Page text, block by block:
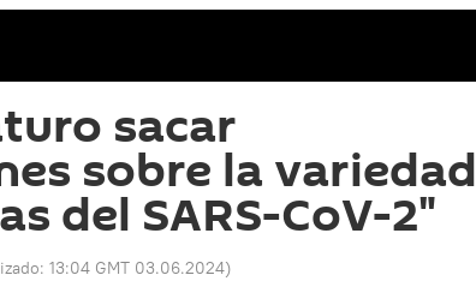
sacar
sobre la variedad
del SARS-CoV-2"
13:04 GMT 03.06.2024)